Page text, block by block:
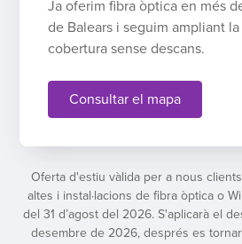
Ja oferim fibra òptica en més
de Balears i seguim ampliant
cobertura sense descans.
Consultar el mapa
Oferta d'estiu vàlida per a nous
altes i instal·lacions de fibra òptica o
del 31 d’agost del 2026. S'aplicarà el
desembre de 2026, després es